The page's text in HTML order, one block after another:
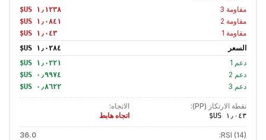
مقاومة 3
مقاومة 2
مقاومة 1
السعر
دعم 1
دعم 2
دعم 3
نقطة الارتكاز (PP):
الاتجاه:
اتجاه هابط
RSI (14):
36.0